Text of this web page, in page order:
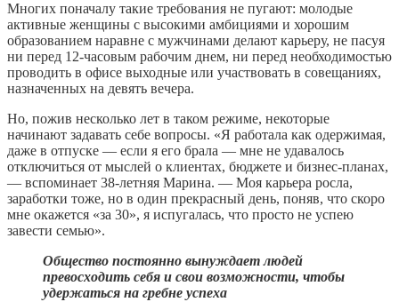
Многих поначалу такие требования не пугают: молодые
активные женщины с высокими амбициями и хорошим
образованием наравне с мужчинами делают карьеру, не пасуя
ни перед 12-часовым рабочим днем, ни перед необходимостью
проводить в офисе выходные или участвовать в совещаниях,
назначенных на девять вечера.
Но, пожив несколько лет в таком режиме, некоторые
начинают задавать себе вопросы. «Я работала как одержимая,
даже в отпуске — если я его брала — мне не удавалось
отключиться от мыслей о клиентах, бюджете и бизнес-планах,
— вспоминает 38-летняя Марина. — Моя карьера росла,
заработки тоже, но в один прекрасный день, поняв, что скоро
мне окажется «за 30», я испугалась, что просто не успею
завести семью».
Общество постоянно вынуждает людей
превосходить себя и свои возможности, чтобы
удержаться на гребне успеха